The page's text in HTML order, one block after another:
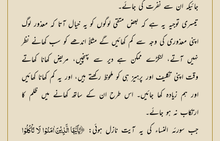
جائیکہ ان سے نفرت کی جائے۔
تیسری توجیہ یہ ہے کہ بعض متقی لوگوں کو یہ خیال آتا کہ معذور لوگ
اپنی معذوری کی وجہ سے کم کھائیں گے مثلاً اندھے کو سب کھانے نظر
نہیں آتے، لنگڑے ممکن ہے دیر سے پہنچیں، مریض کھانا کھاتے
وقت اپنی تکلیف اور پرہیز ہی کو ملحوظ رکھتے ہیں، اور یہ کم کھانا کھائیں
اور ہم زیادہ کھا جائیں۔ اس طرح ان کے ساتھ کھانے میں ظلم کا
ارتکاب نہ ہو جائے۔
جب سورئہ النساء کی یہ آیت نازل ہوئی:
﴿يٰۤاَيُّهَا الَّذِيْنَ اٰمَنُوْا لَا تَاْكُلُوْا